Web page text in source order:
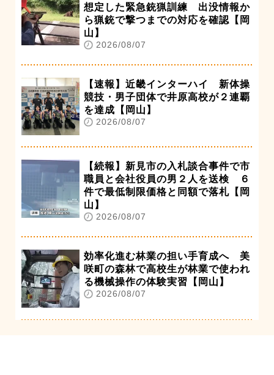
想定した緊急銃猟訓練 出没情報か
ら猟銃で撃つまでの対応を確認【岡
山】
2026/08/07
【速報】近畿インターハイ 新体操
競技・男子団体で井原高校が２連覇
を達成【岡山】
2026/08/07
【続報】新見市の入札談合事件で市
職員と会社役員の男２人を送検 ６
件で最低制限価格と同額で落札【岡
山】
2026/08/07
効率化進む林業の担い手育成へ 美
咲町の森林で高校生が林業で使われ
る機械操作の体験実習【岡山】
2026/08/07